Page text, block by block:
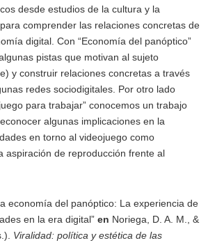
desde estudios de la cultura y la
comprender las relaciones concretas de
digital. Con “Economía del panóptico”
pistas que motivan al sujeto
y construir relaciones concretas a través
redes sociodigitales. Por otro lado
para trabajar” conocemos un trabajo
algunas implicaciones en la
en torno al videojuego como
aspiración de reproducción frente al
economía del panóptico: La experiencia de
en la era digital” en Noriega, D. A. M., &
Viralidad: política y estética de las